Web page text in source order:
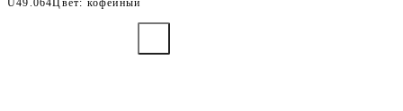
U49.064Цвет: кофейный